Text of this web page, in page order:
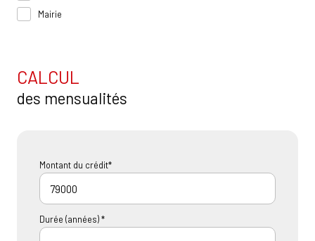
Mairie
CALCUL
des mensualités
Montant du crédit*
Durée (années) *